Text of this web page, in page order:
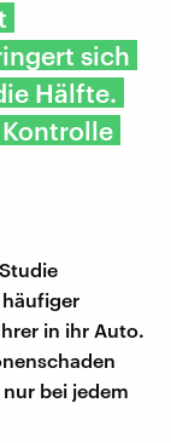
sich
Hälfte.
in ihr Auto.
bei jedem